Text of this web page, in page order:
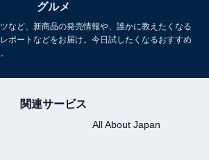
グルメ
など、新商品の発売情報や、誰かに教えたくなる
ポートなどをお届け。今日試したくなるおすすめ
関連サービス
All About Japan